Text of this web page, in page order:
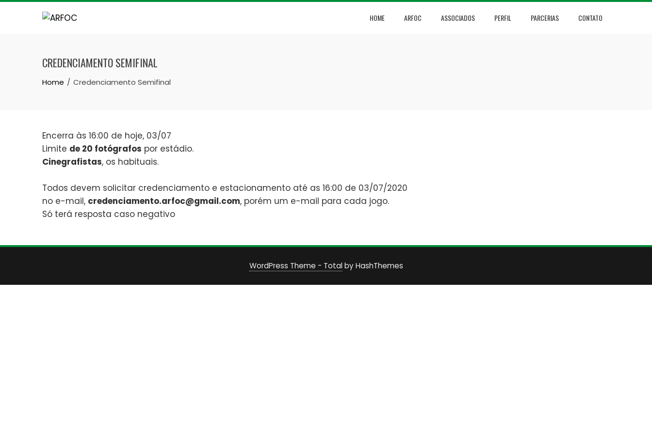
Skip
HOME ARFOC ASSOCIADOS PERFIL PARCERIAS CONTATO
CREDENCIAMENTO SEMIFINAL
Home Credenciamento Semifinal
Encerra às 16:00 de hoje, 03/07
Limite de 20 fotógrafos por estádio.
Cinegrafistas, os habituais.
Todos devem solicitar credenciamento e estacionamento até as 16:00 de 03/07/2020
no e-mail, credenciamento.arfoc@gmail.com, porém um e-mail para cada jogo.
Só terá resposta caso negativo
WordPress Theme - Totalby HashThemes